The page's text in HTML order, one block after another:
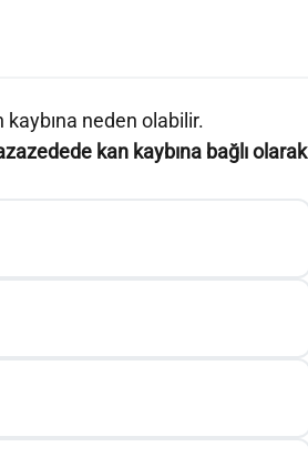
neden olabilir.
kan kaybına bağlı olarak